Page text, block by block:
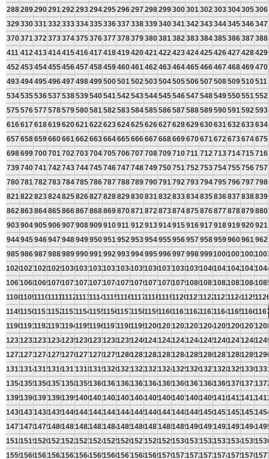
288289290291 292 293294295296297298299300301 302 303304305306
329330331 332 333334335336337338339340341 342 343344345346347
370371 372 373374375376377378379380381 382 383384385386387388
411 412 413414415416417418419420421 422 423424425426427428429
452 453454455456457458459460461 462 463464465466467468469470
493494495496497498499500501 502 503504505506507508509510511
534535536537538539540541 542 543544545546547548549550551 552
575576577578579580581 582 583584585586587588589590591 592 593
616617618619620621 622 623624625626627628629630631 632 633634
657658659660661 662 663664665666667668669670671 672 673674675
698699700701 702 703704705706707708709710711 712 713714715716
739740741 742 743744745746747748749750751 752 753754755756757
780781 782 783784785786787788789790791 792 793794795796797798
821 822 823824825826827828829830831 832 833834835836837838839
862 863864865866867868869870871 872 873874875876877878879880
903904905906907908909910911 912 913914915916917918919920921
944945946947948949950951 952 953954955956957958959960961 962
985986987988989990991 992 993994995996997998999100010011002
102610271028102910301031103210331034103510361037103810391040104110421043
106710681069107010711072107310741075107610771078107910801081108210831084
110811091110111111121113111411151116111711181119112011211122112311241125
114911501151115211531154115511561157115811591160116111621163116411651166
119011911192119311941195119611971198119912001201120212031204120512061207
123112321233123412351236123712381239124012411242124312441245124612471248
127212731274127512761277127812791280128112821283128412851286128712881289
131313141315131613171318131913201321132213231324132513261327132813291330
135413551356135713581359136013611362136313641365136613671368136913701371
139513961397139813991400140114021403140414051406140714081409141014111412
143614371438143914401441144214431444144514461447144814491450145114521453
147714781479148014811482148314841485148614871488148914901491149214931494
151815191520152115221523152415251526152715281529153015311532153315341535
155915601561156215631564156515661567156815691570157115721573157415751576